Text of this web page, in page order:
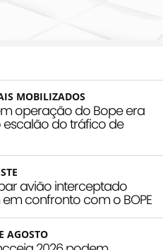
MOBILIZADOS
operação do Bope era
do tráfico de
avião interceptado
confronto com o BOPE
AGOSTO